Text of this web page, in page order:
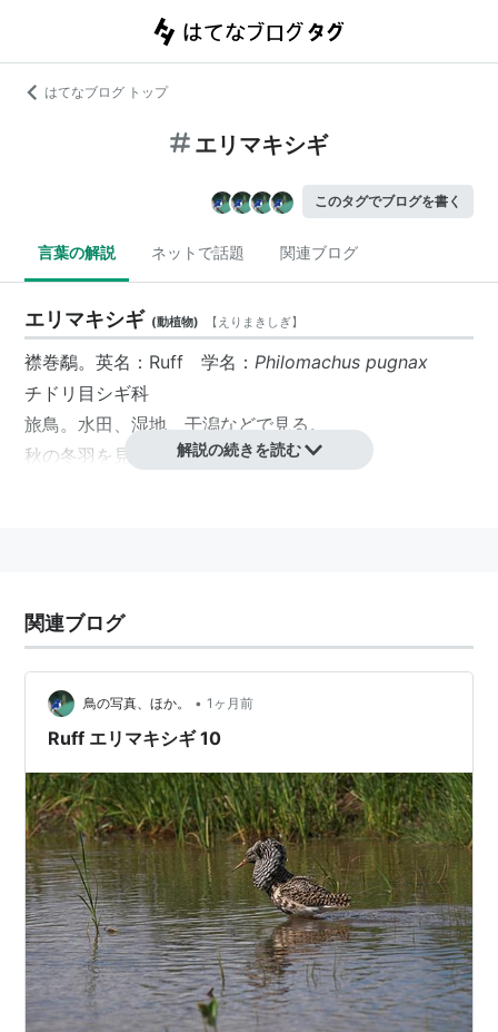
はてなブログ トップ
エリマキシギ
このタグでブログを書く
言葉の解説 ネットで話題 関連ブログ
エリマキシギ (動植物) 【 えりまきしぎ】
襟巻鷸。英名：Ruff 学名：Philomachus pugnax
チドリ目シギ科
旅鳥。水田、湿地、干潟などで見る。
秋の冬羽を見ることが多い。
解説の続きを読む
関連ブログ
鳥の写真、ほか。 • 1ヶ月前
Ruff エリマキシギ 10